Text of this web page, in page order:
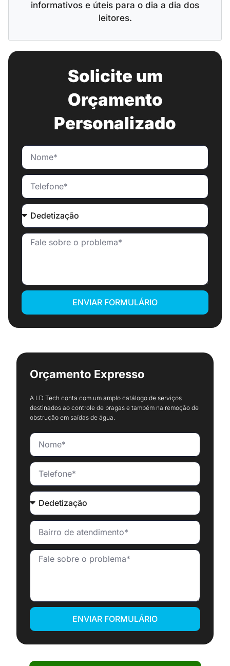
informativos e úteis para o dia a dia dos
leitores.
Solicite um
Orçamento
Personalizado
ENVIAR FORMULÁRIO
Orçamento Expresso
A LD Tech conta com um amplo catálogo de serviços
destinados ao controle de pragas e também na remoção de
obstrução em saídas de água.
ENVIAR FORMULÁRIO